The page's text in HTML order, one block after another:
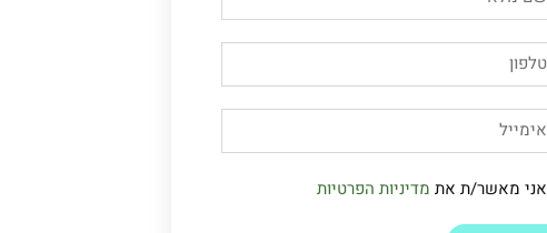
אני מאשר/ת את מדיניות הפרטיות